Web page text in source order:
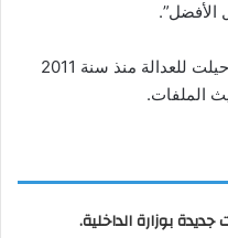
الأفضل”.
وأوضح أن هذه القائمة ب 463 ملفا أحيلت للعدالة منذ سنة 2011
الملفات.
بوزارة الداخلية.